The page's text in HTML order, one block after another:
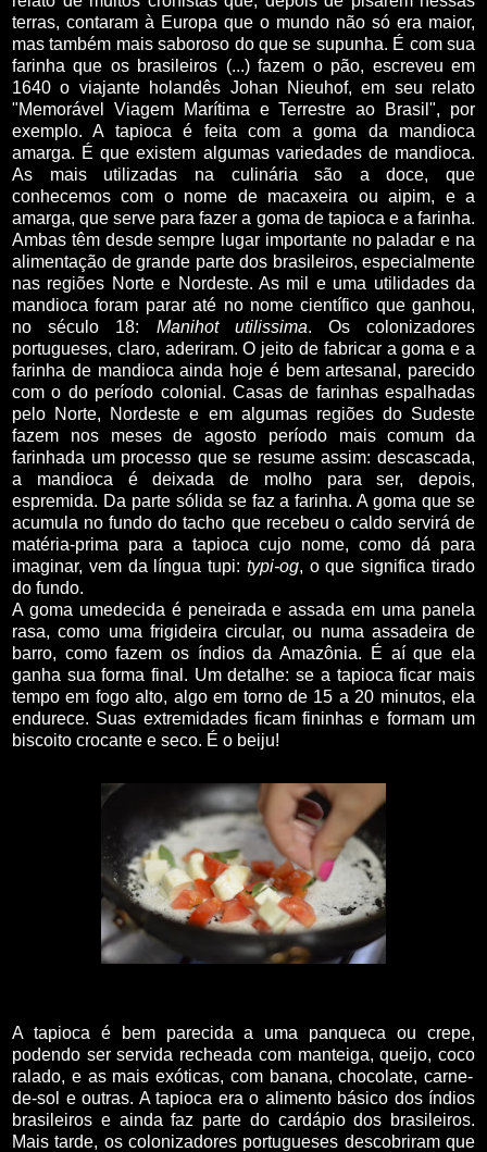
terras, contaram à Europa que o mundo não só era maior,
mas também mais saboroso do que se supunha. É com sua
farinha que os brasileiros (...) fazem o pão, escreveu em
1640 o viajante holandês Johan Nieuhof, em seu relato
"Memorável Viagem Marítima e Terrestre ao Brasil", por
exemplo. A tapioca é feita com a goma da mandioca
amarga. É que existem algumas variedades de mandioca.
As mais utilizadas na culinária são a doce, que
conhecemos com o nome de macaxeira ou aipim, e a
amarga, que serve para fazer a goma de tapioca e a farinha.
Ambas têm desde sempre lugar importante no paladar e na
alimentação de grande parte dos brasileiros, especialmente
nas regiões Norte e Nordeste. As mil e uma utilidades da
mandioca foram parar até no nome científico que ganhou,
no século 18: Manihot utilissima. Os colonizadores
portugueses, claro, aderiram. O jeito de fabricar a goma e a
farinha de mandioca ainda hoje é bem artesanal, parecido
com o do período colonial. Casas de farinhas espalhadas
pelo Norte, Nordeste e em algumas regiões do Sudeste
fazem nos meses de agosto período mais comum da
farinhada um processo que se resume assim: descascada,
a mandioca é deixada de molho para ser, depois,
espremida. Da parte sólida se faz a farinha. A goma que se
acumula no fundo do tacho que recebeu o caldo servirá de
matéria-prima para a tapioca cujo nome, como dá para
imaginar, vem da língua tupi: typi-og, o que significa tirado
do fundo.
A goma umedecida é peneirada e assada em uma panela
rasa, como uma frigideira circular, ou numa assadeira de
barro, como fazem os índios da Amazônia. É aí que ela
ganha sua forma final. Um detalhe: se a tapioca ficar mais
tempo em fogo alto, algo em torno de 15 a 20 minutos, ela
endurece. Suas extremidades ficam fininhas e formam um
biscoito crocante e seco. É o beiju!
A tapioca é bem parecida a uma panqueca oucrepe,
podendo ser servida recheada com manteiga,queijo,coco
ralado, e as mais exóticas, com banana,chocolate,carne-
de-sol e outras. A tapioca era o alimento básico dos índios
brasileiros e ainda faz parte do cardápio dos brasileiros.
Mais tarde, os colonizadores portugueses descobriram que